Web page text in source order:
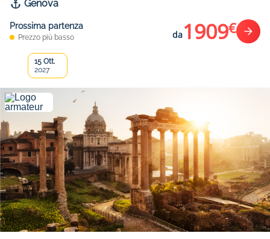
Genova
Prossima partenza
Prezzo più basso da1909€
15 Ott.
2027